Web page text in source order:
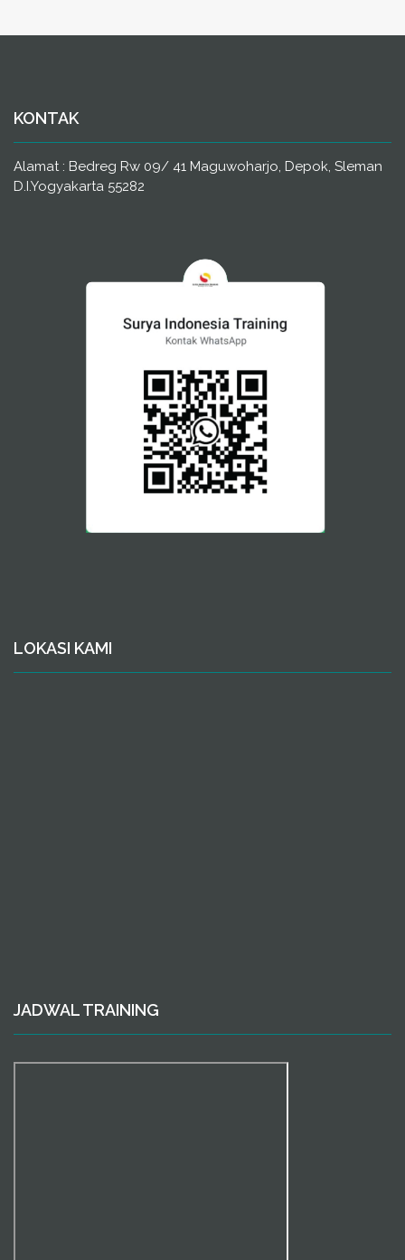
KONTAK
Alamat : Bedreg Rw 09/ 41 Maguwoharjo, Depok, Sleman
D.I.Yogyakarta 55282
LOKASI KAMI
JADWAL TRAINING